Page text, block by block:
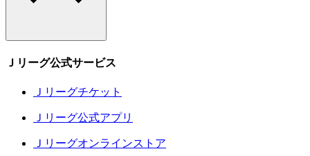
Ｊリーグ公式サービス
Ｊリーグチケット
Ｊリーグ公式アプリ
Ｊリーグオンラインストア